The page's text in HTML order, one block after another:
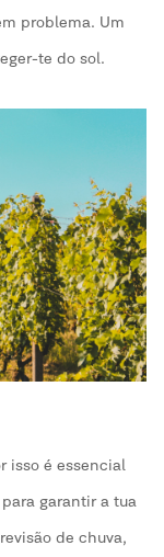
problema. Um
te do sol.
isso é essencial
garantir a tua
de chuva,